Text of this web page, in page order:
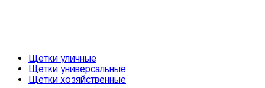
Щетки уличные
Щетки универсальные
Щетки хозяйственные